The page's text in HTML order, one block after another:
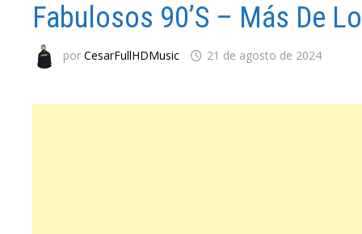
Fabulosos 90’s – Más De
porCesarFullHDMusic 21 de agosto de 2024